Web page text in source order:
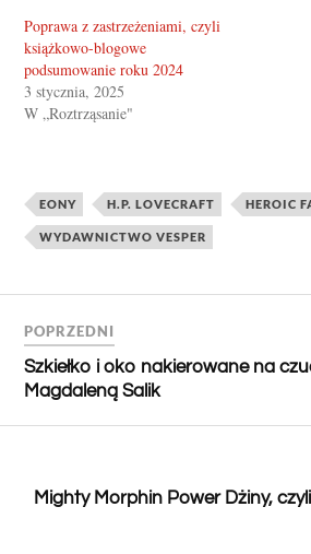
Poprawa z zastrzeżeniami, czyli
książkowo-blogowe
podsumowanie roku 2024
3 stycznia, 2025
W „Roztrząsanie"
EONY H.P. LOVECRAFT HEROIC
WYDAWNICTWO VESPER
POPRZEDNI
Szkiełko i oko nakierowane na
Magdaleną Salik
Mighty Morphin Power Dżiny,